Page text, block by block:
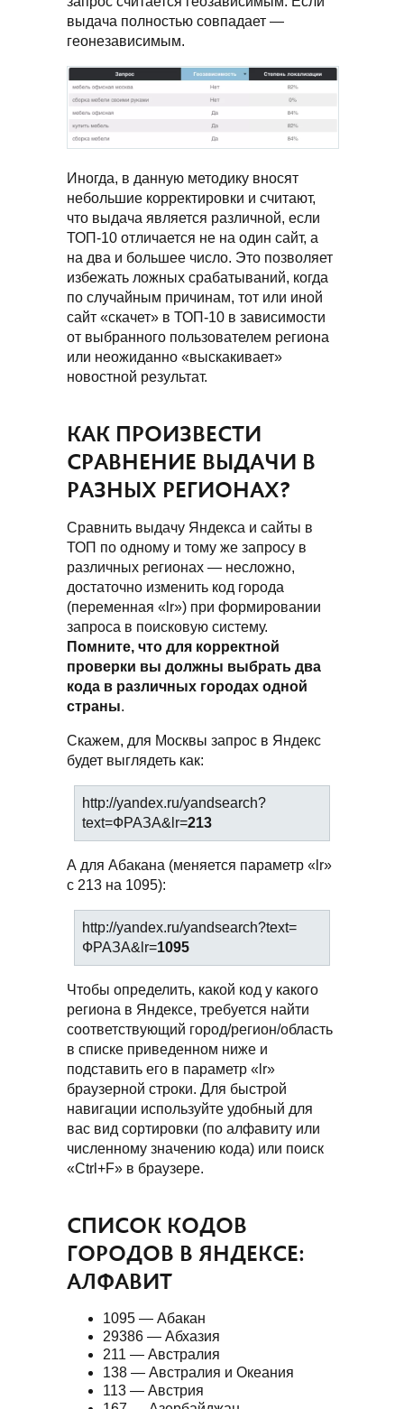
выдача полностью совпадает —
геонезависимым.
Иногда, в данную методику вносят
небольшие корректировки и считают,
что выдача является различной, если
ТОП-10 отличается не на один сайт, а
на два и большее число. Это позволяет
избежать ложных срабатываний, когда
по случайным причинам, тот или иной
сайт «скачет» в ТОП-10 в зависимости
от выбранного пользователем региона
или неожиданно «выскакивает»
новостной результат.
КАК ПРОИЗВЕСТИ
СРАВНЕНИЕ ВЫДАЧИ В
РАЗНЫХ РЕГИОНАХ?
Сравнить выдачу Яндекса и сайты в
ТОП по одному и тому же запросу в
различных регионах — несложно,
достаточно изменить код города
(переменная «lr») при формировании
запроса в поисковую систему.
Помните, что для корректной
проверки вы должны выбрать два
кода в различных городах одной
страны.
Скажем, для Москвы запрос в Яндекс
будет выглядеть как:
http://yandex.ru/yandsearch?
text=ФРАЗА&lr=213
А для Абакана (меняется параметр «lr»
с 213 на 1095):
http://yandex.ru/yandsearch?text=
ФРАЗА&lr=1095
Чтобы определить, какой код у какого
региона в Яндексе, требуется найти
соответствующий город/регион/область
в списке приведенном ниже и
подставить его в параметр «lr»
браузерной строки. Для быстрой
навигации используйте удобный для
вас вид сортировки (по алфавиту или
численному значению кода) или поиск
«Ctrl+F» в браузере.
СПИСОК КОДОВ
ГОРОДОВ В ЯНДЕКСЕ:
АЛФАВИТ
1095 — Абакан
29386 — Абхазия
211 — Австралия
138 — Австралия и Океания
113 — Австрия